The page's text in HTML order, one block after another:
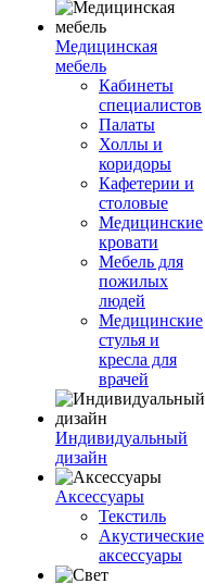
Медицинская
мебель
Кабинеты
специалистов
Палаты
Холлы и
коридоры
Кафетерии и
столовые
Медицинские
кровати
Мебель для
пожилых
людей
Медицинские
стулья и
кресла для
врачей
Индивидуальный
дизайн
Аксессуары
Текстиль
Акустические
аксессуары